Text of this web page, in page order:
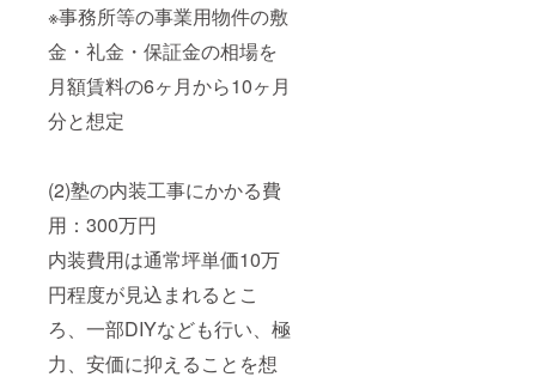
※事務所等の事業用物件の敷
金・礼金・保証金の相場を
月額賃料の6ヶ月から10ヶ月
分と想定
(2)塾の内装工事にかかる費
用：300万円
内装費用は通常坪単価10万
円程度が見込まれるとこ
ろ、一部DIYなども行い、極
力、安価に抑えることを想